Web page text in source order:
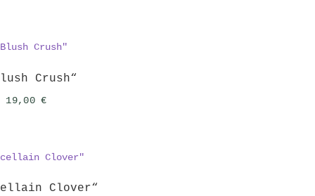
Crush“
Ursprünglicher
25,00 €
19,00€Aktueller
19,00 €.
Clover“